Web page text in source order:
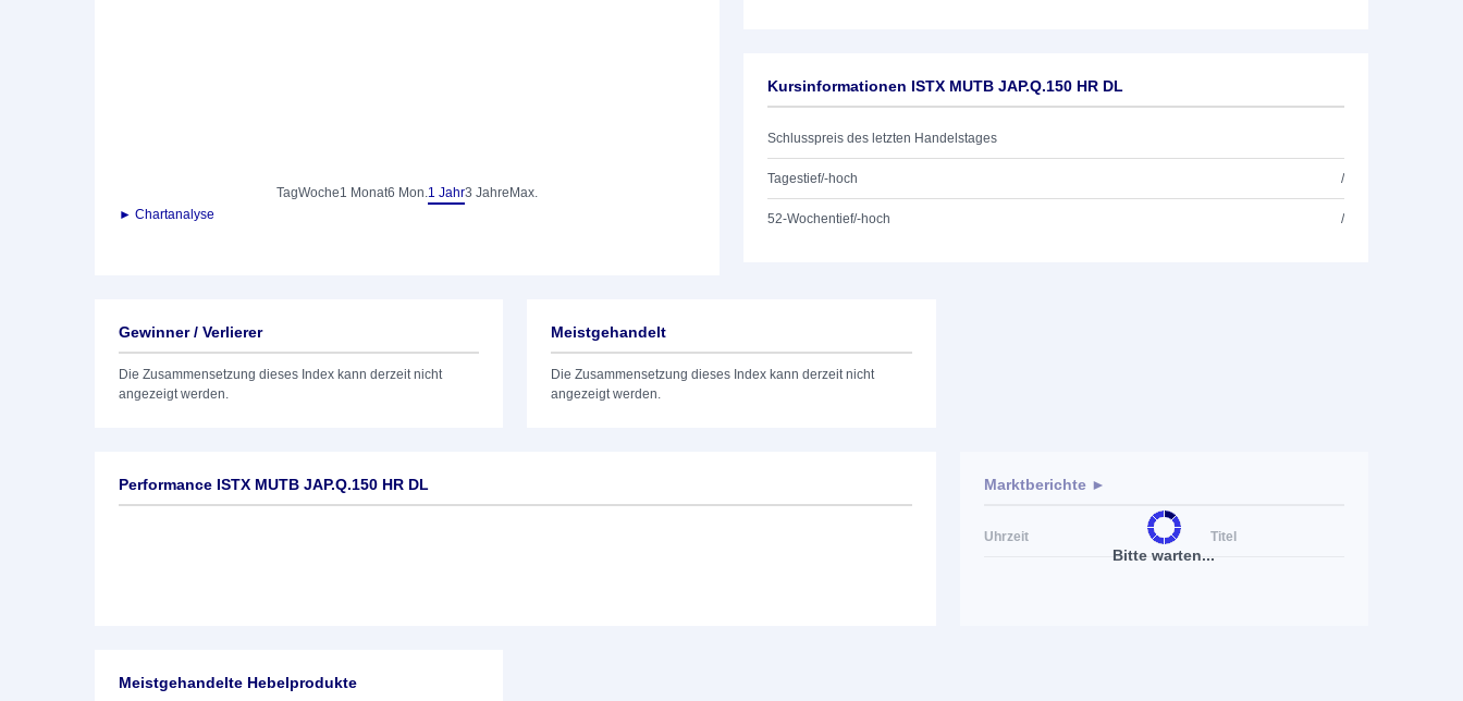
TagWoche1 Monat6 Mon.1 Jahr3 Jahre Max.
► Chartanalyse
Kursinformationen ISTX MUTB JAP.Q.150 HR DL
Schlusspreis des letzten Handelstages
Tagestief/-hoch /
52-Wochentief/-hoch /
Gewinner / Verlierer
Die Zusammensetzung dieses Index kann derzeit nicht
angezeigt werden.
Meistgehandelt
Die Zusammensetzung dieses Index kann derzeit nicht
angezeigt werden.
Performance ISTX MUTB JAP.Q.150 HR DL
Bitte warten...
Marktberichte ►
Uhrzeit Titel
Meistgehandelte Hebelprodukte